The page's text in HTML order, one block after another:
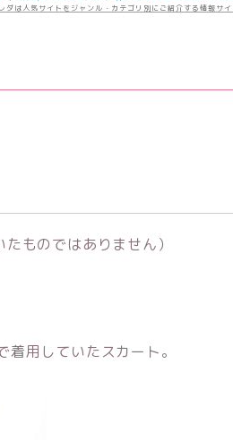
ダは人気サイトをジャンル・カテゴリ別にご紹介する情報サ
ものではありません）
用していたスカート。